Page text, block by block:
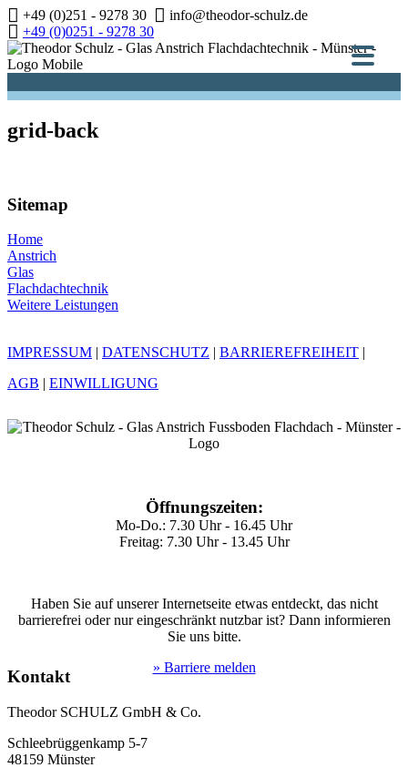
Zum
Inhalt
springen
+49 (0)251 - 9278 30
info@theodor-schulz.de
+49 (0)0251 - 9278 30
grid-back
Sitemap
Home
Anstrich
Glas
Flachdachtechnik
Weitere Leistungen
IMPRESSUM | DATENSCHUTZ | BARRIEREFREIHEIT |
AGB | EINWILLIGUNG
Öffnungszeiten:
Mo-Do.: 7.30 Uhr - 16.45 Uhr
Freitag: 7.30 Uhr - 13.45 Uhr
Haben Sie auf unserer Internetseite etwas entdeckt, das nicht
barrierefrei oder nur eingeschränkt nutzbar ist? Dann informieren
Sie uns bitte.
» Barriere melden
Kontakt
Theodor SCHULZ GmbH & Co.
Schleebrüggenkamp 5-7
48159 Münster